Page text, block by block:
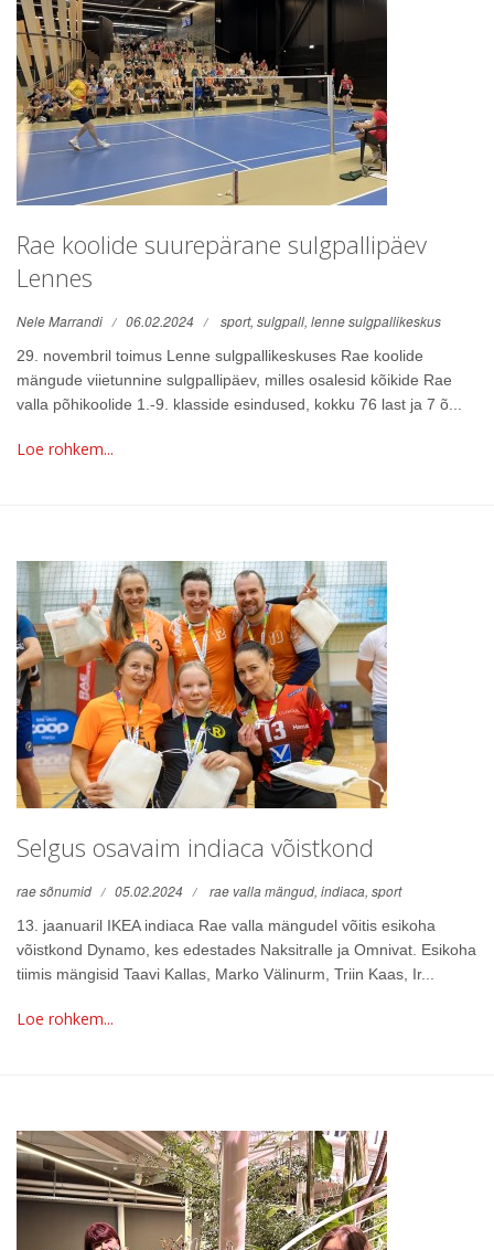
Rae koolide suurepärane sulgpallipäev
Lennes
Nele Marrandi 06.02.2024 sport, sulgpall, lenne sulgpallikeskus
29. novembril toimus Lenne sulgpallikeskuses Rae koolide
mängude viietunnine sulgpallipäev, milles osalesid kõikide Rae
valla põhikoolide 1.-9. klasside esindused, kokku 76 last ja 7 õ...
Loe rohkem...
Selgus osavaim indiaca võistkond
rae sõnumid 05.02.2024 rae valla mängud, indiaca, sport
13. jaanuaril IKEA indiaca Rae valla mängudel võitis esikoha
võistkond Dynamo, kes edestades Naksitralle ja Omnivat. Esikoha
tiimis mängisid Taavi Kallas, Marko Välinurm, Triin Kaas, Ir...
Loe rohkem...